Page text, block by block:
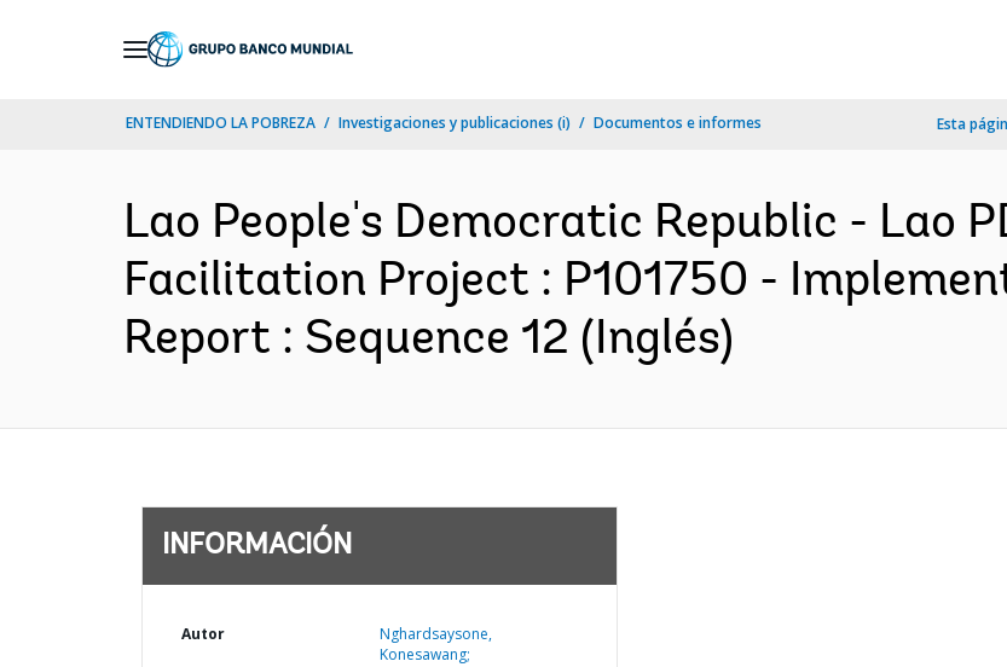
ENTENDIENDO LA POBREZA Investigaciones y publicaciones (i) Documentos e informes Esta
Lao People's Democratic Republic - Lao
Facilitation Project : P101750 -
Report : Sequence 12 (Inglés)
INFORMACIÓN
Autor
Nghardsaysone,
Konesawang;